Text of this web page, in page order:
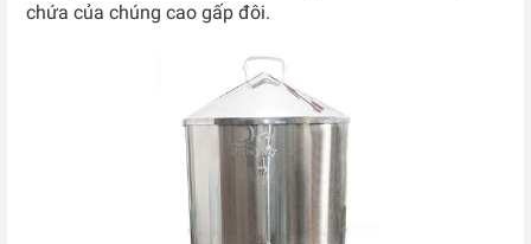
chứa của chúng cao gấp đôi.